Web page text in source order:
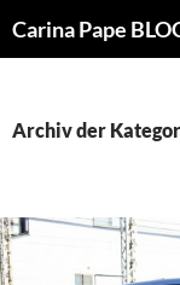
Carina Pape
Archiv der